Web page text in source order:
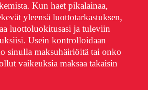
Kun haet pikalainaa,
yleensä luottotarkastuksen,
luottoluokitusasi ja tuleviin
Usein kontrolloidaan
sinulla maksuhäiriöitä tai onko
vaikeuksia maksaa takaisin